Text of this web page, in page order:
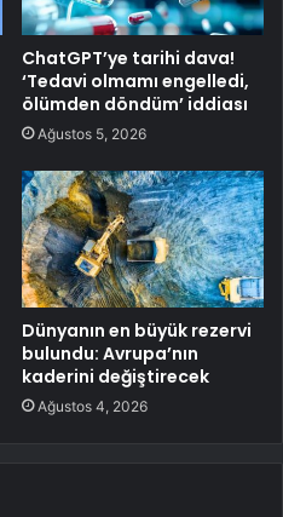
ChatGPT’ye tarihi dava!
‘Tedavi olmamı engelledi,
ölümden döndüm’ iddiası
Ağustos 5, 2026
Dünyanın en büyük rezervi
bulundu: Avrupa’nın
kaderini değiştirecek
Ağustos 4, 2026